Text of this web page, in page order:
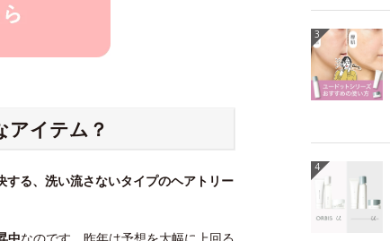
アイテム？
る、洗い流さないタイプのヘアトリー